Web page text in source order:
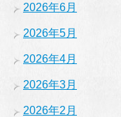
2026年6月
2026年5月
2026年4月
2026年3月
2026年2月